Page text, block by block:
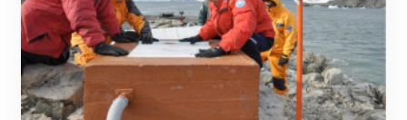
MDL 20.03577
MGA
4908.365176
MKD 61.481068
MMK
2424.552772